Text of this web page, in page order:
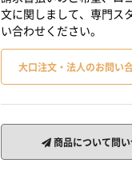
文に関しまして、専門ス
い合わせください。
大口注文・法人のお問い
商品について問い